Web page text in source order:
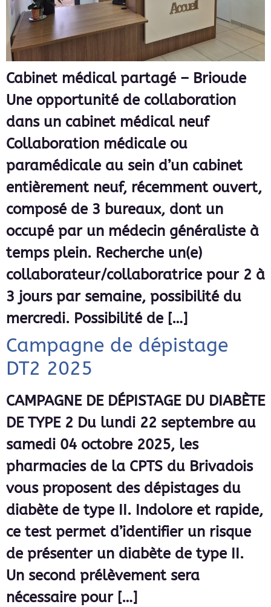
Cabinet médical partagé – Brioude
Une opportunité de collaboration
dans un cabinet médical neuf
Collaboration médicale ou
paramédicale au sein d’un cabinet
entièrement neuf, récemment ouvert,
composé de 3 bureaux, dont un
occupé par un médecin généraliste à
temps plein. Recherche un(e)
collaborateur/collaboratrice pour 2 à
3 jours par semaine, possibilité du
mercredi. Possibilité de […]
Campagne de dépistage
DT2 2025
CAMPAGNE DE DÉPISTAGE DU DIABÈTE
DE TYPE 2 Du lundi 22 septembre au
samedi 04 octobre 2025, les
pharmacies de la CPTS du Brivadois
vous proposent des dépistages du
diabète de type II. Indolore et rapide,
ce test permet d’identifier un risque
de présenter un diabète de type II.
Un second prélèvement sera
nécessaire pour […]